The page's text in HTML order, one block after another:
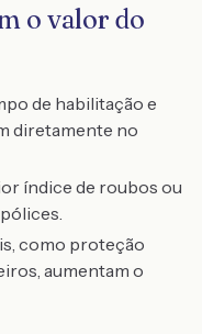
o valor do
de habilitação e
diretamente no
índice de roubos ou
como proteção
aumentam o